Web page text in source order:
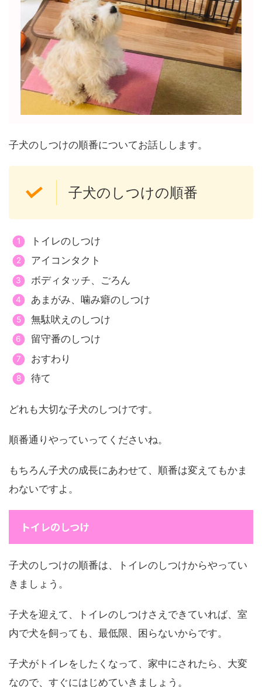
子犬のしつけの順番についてお話しします。
子犬のしつけの順番
トイレのしつけ
アイコンタクト
ボディタッチ、ごろん
あまがみ、噛み癖のしつけ
無駄吠えのしつけ
留守番のしつけ
おすわり
待て
どれも大切な子犬のしつけです。
順番通りやっていってくださいね。
もちろん子犬の成長にあわせて、順番は変えてもかま
わないですよ。
トイレのしつけ
子犬のしつけの順番は、トイレのしつけからやってい
きましょう。
子犬を迎えて、トイレのしつけさえできていれば、室
内で犬を飼っても、最低限、困らないからです。
子犬がトイレをしたくなって、家中にされたら、大変
なので、すぐにはじめていきましょう。